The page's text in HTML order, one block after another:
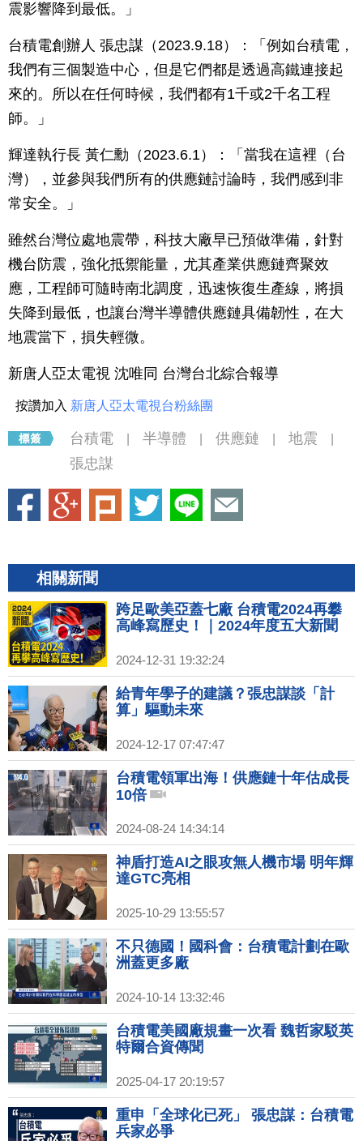
震影響降到最低。」
台積電創辦人 張忠謀（2023.9.18）：「例如台積電，
我們有三個製造中心，但是它們都是透過高鐵連接起
來的。所以在任何時候，我們都有1千或2千名工程
師。」
輝達執行長 黃仁勳（2023.6.1）：「當我在這裡（台
灣），並參與我們所有的供應鏈討論時，我們感到非
常安全。」
雖然台灣位處地震帶，科技大廠早已預做準備，針對
機台防震，強化抵禦能量，尤其產業供應鏈齊聚效
應，工程師可隨時南北調度，迅速恢復生產線，將損
失降到最低，也讓台灣半導體供應鏈具備韌性，在大
地震當下，損失輕微。
新唐人亞太電視 沈唯同 台灣台北綜合報導
按讚加入 新唐人亞太電視台粉絲團
台積電 半導體 供應鏈 地震
張忠謀
相關新聞
跨足歐美亞蓋七廠 台積電2024再攀
高峰寫歷史！｜2024年度五大新聞
2024-12-31 19:32:24
給青年學子的建議？張忠謀談「計
算」驅動未來
2024-12-17 07:47:47
台積電領軍出海！供應鏈十年估成長
10倍
2024-08-24 14:34:14
神盾打造AI之眼攻無人機市場 明年輝
達GTC亮相
2025-10-29 13:55:57
不只德國！國科會：台積電計劃在歐
洲蓋更多廠
2024-10-14 13:32:46
台積電美國廠規畫一次看 魏哲家駁英
特爾合資傳聞
2025-04-17 20:19:57
重申「全球化已死」 張忠謀：台積電
兵家必爭